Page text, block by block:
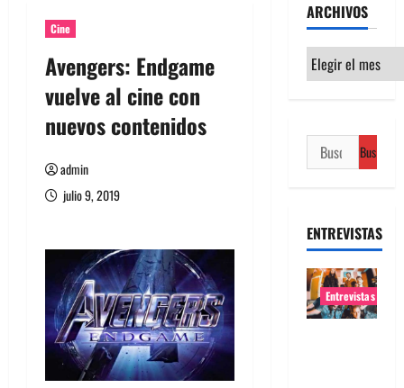
Cine
Avengers: Endgame
vuelve al cine con
nuevos contenidos
admin
julio 9, 2019
ARCHIVOS
Archivos
Buscar:
ENTREVISTAS
Entrevistas